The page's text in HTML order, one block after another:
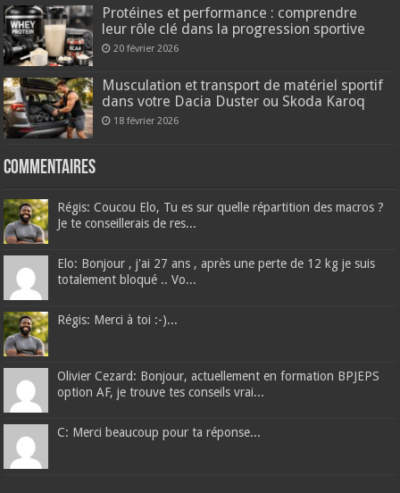
Protéines et performance : comprendre
leur rôle clé dans la progression sportive
20 février 2026
Musculation et transport de matériel sportif
dans votre Dacia Duster ou Skoda Karoq
18 février 2026
Commentaires
Régis: Coucou Elo, Tu es sur quelle répartition des macros ?
Je te conseillerais de res...
Elo: Bonjour , j'ai 27 ans , après une perte de 12 kg je suis
totalement bloqué .. Vo...
Régis: Merci à toi :-)...
Olivier Cezard: Bonjour, actuellement en formation BPJEPS
option AF, je trouve tes conseils vrai...
C: Merci beaucoup pour ta réponse...